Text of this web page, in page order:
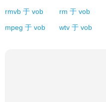
rmvb 于 vob rm 于 vob
mpeg 于 vob wtv 于 vob